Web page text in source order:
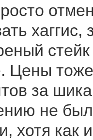
Цены
за
не
хотя как